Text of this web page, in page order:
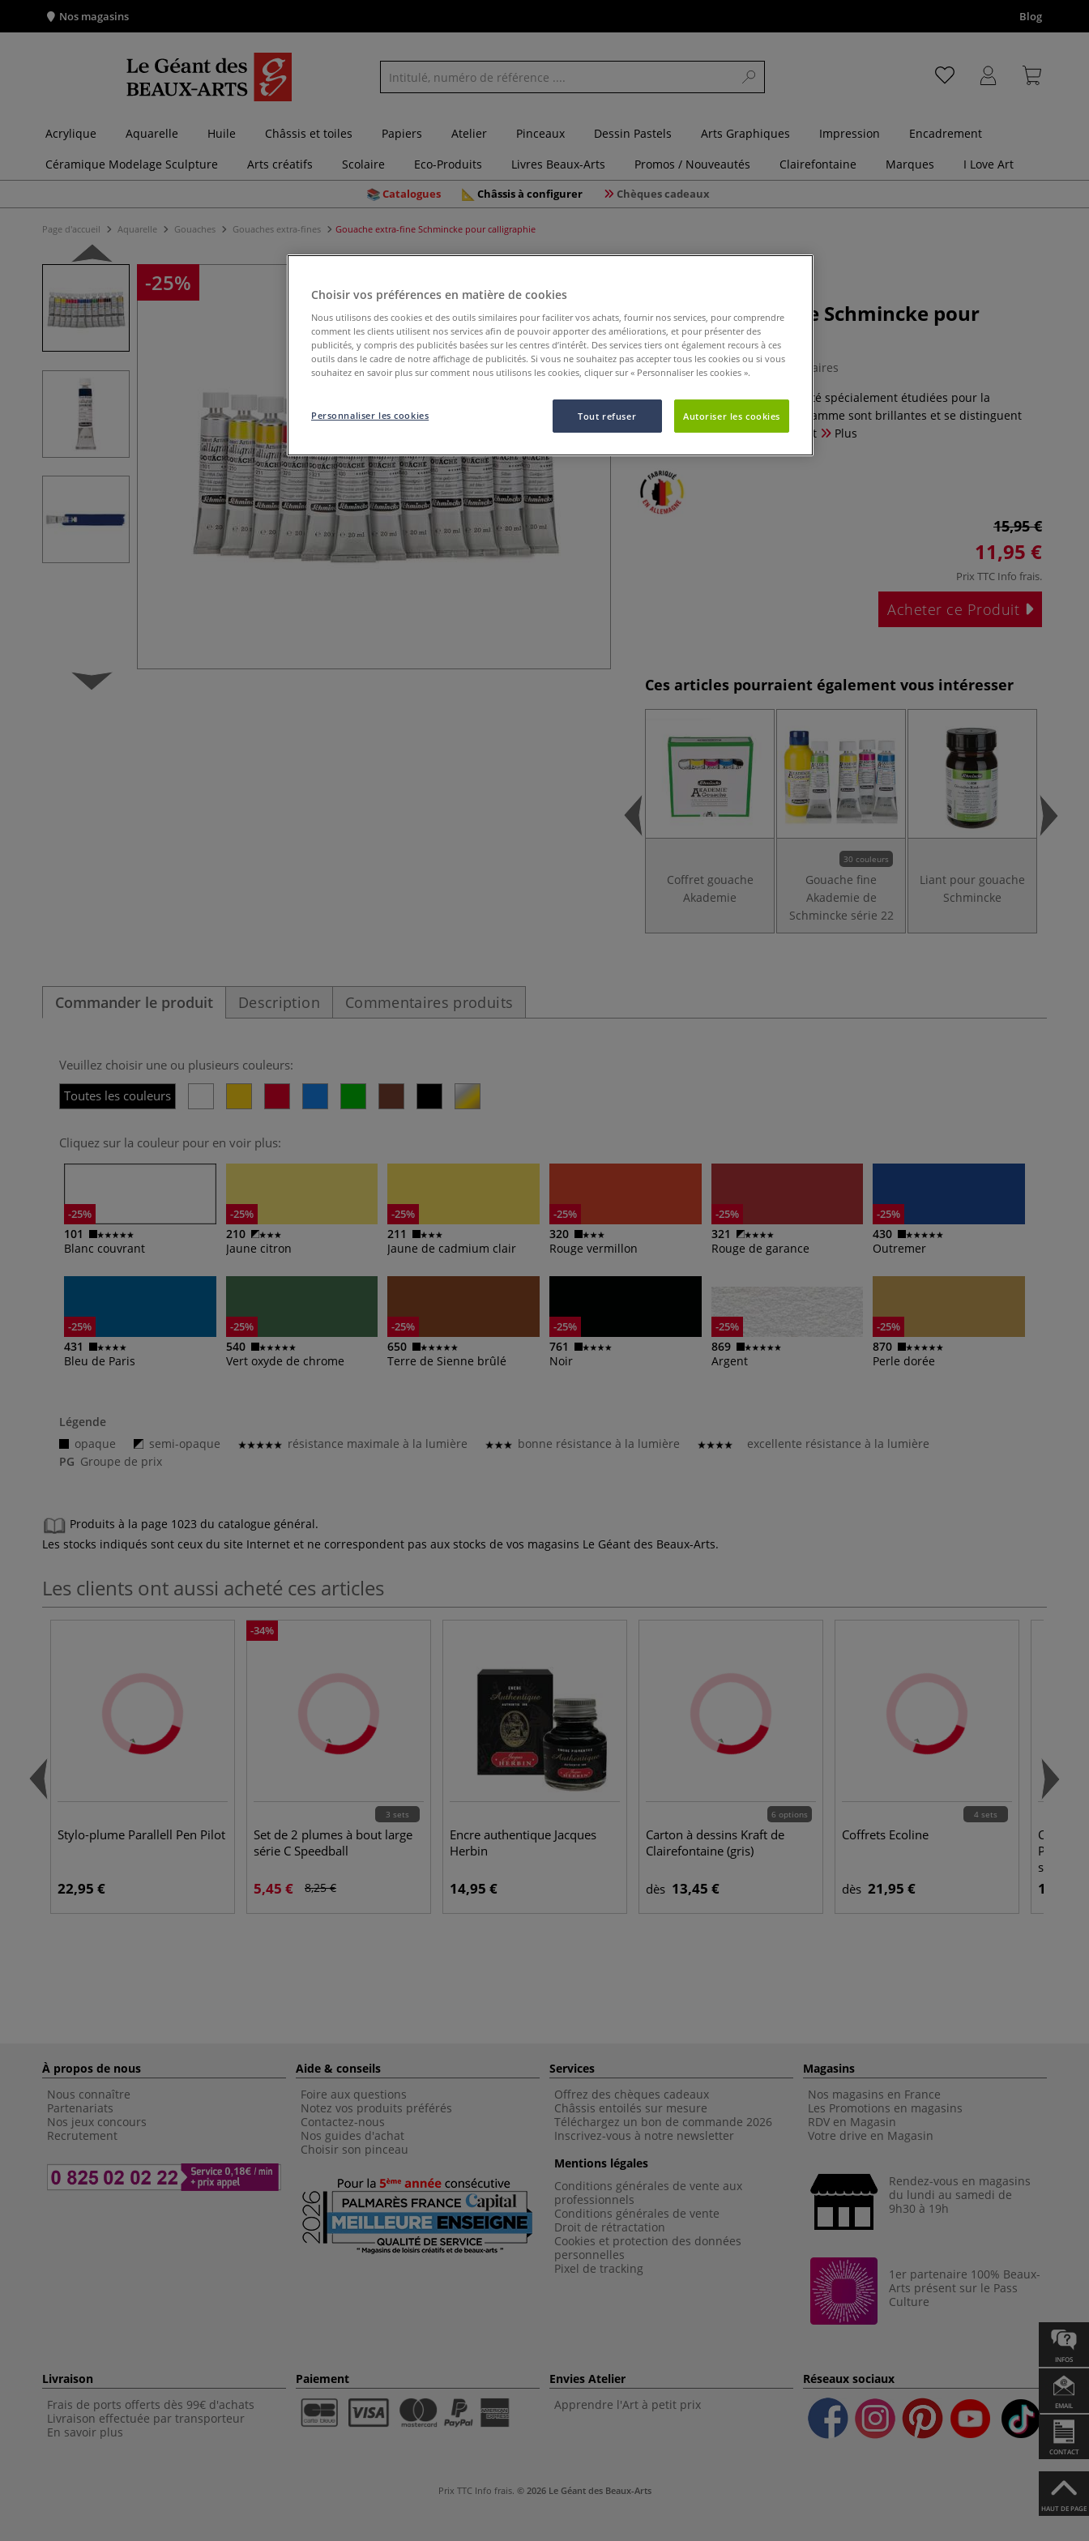
INFOS
EMAIL
CONTACT
HAUT DE PAGE
Nos magasins Blog
Acrylique Aquarelle Huile Châssis et toiles Papiers Atelier Pinceaux Dessin Pastels Arts Graphiques Impression
Encadrement
Céramique Modelage Sculpture
Arts créatifs Scolaire Eco-Produits Livres Beaux-Arts Promos / Nouveautés Clairefontaine Marques I Love Art
Catalogues Châssis à configurer Chèques cadeaux
Page d'accueil Aquarelle Gouaches Gouaches extra-fines Gouache extra-fine Schmincke pour calligraphie
-25%
Gouache extra-fine Schmincke pour
calligraphie
0 Commentaires
Ces gouaches pour artistes ont été spécialement étudiées pour la
calligraphie. Les couleurs de la gamme sont brillantes et se distinguent
par un excellent pouvoir couvrant
Plus
15,95 €
11,95 €
Prix TTC Info frais.
Acheter ce Produit
Ces articles pourraient également vous intéresser
Coffret gouache
Akademie
30 couleurs
Gouache fine
Akademie de
Schmincke série 22
Liant pour gouache
Schmincke
Commander le produit Description Commentaires produits
Veuillez choisir une ou plusieurs couleurs:
Toutes les couleurs
Cliquez sur la couleur pour en voir plus:
-25%
101
Blanc couvrant
-25%
210
Jaune citron
-25%
211
Jaune de cadmium clair
-25%
320
Rouge vermillon
-25%
321
Rouge de garance
-25%
430
Outremer
-25%
431
Bleu de Paris
-25%
540
Vert oxyde de chrome
-25%
650
Terre de Sienne brûlé
-25%
761
Noir
-25%
869
Argent
-25%
870
Perle dorée
Légende
opaque
semi-opaque résistance maximale à la lumière bonne résistance à la lumière
excellente résistance à la lumière
PG Groupe de prix
Produits à la page 1023 du catalogue général.
Les stocks indiqués sont ceux du site Internet et ne correspondent pas aux stocks de vos magasins Le Géant des Beaux-Arts.
Les clients ont aussi acheté ces articles
Stylo-plume Parallell Pen Pilot
22,95 €
-34%
3 sets
Set de 2 plumes à bout large
série C Speedball
5,45 € 8,25 €
Encre authentique Jacques
Herbin
14,95 €
6 options
Carton à dessins Kraft de
Clairefontaine (gris)
dès 13,45 €
4 sets
Coffrets Ecoline
dès 21,95 €
Coffret
Paris
sanguine
13,95 €
À propos de nous
Nous connaître
Partenariats
Nos jeux concours
Recrutement
Aide & conseils
Foire aux questions
Notez vos produits préférés
Contactez-nous
Nos guides d'achat
Choisir son pinceau
Services
Offrez des chèques cadeaux
Châssis entoilés sur mesure
Téléchargez un bon de commande 2026
Inscrivez-vous à notre newsletter
Mentions légales
Conditions générales de vente aux
professionnels
Conditions générales de vente
Droit de rétractation
Cookies et protection des données
personnelles
Pixel de tracking
Magasins
Nos magasins en France
Les Promotions en magasins
RDV en Magasin
Votre drive en Magasin
Rendez-vous en magasins
du lundi au samedi de
9h30 à 19h
1er partenaire 100% Beaux-
Arts présent sur le Pass
Culture
Livraison
Frais de ports offerts dès 99€ d'achats
Livraison effectuée par transporteur
En savoir plus
Paiement
Envies Atelier
Apprendre l'Art à petit prix
Réseaux sociaux
Prix TTC Info frais. © 2026 Le Géant des Beaux-Arts
Choisir vos préférences en matière de cookies
Nous utilisons des cookies et des outils similaires pour faciliter vos achats, fournir nos services, pour comprendre
comment les clients utilisent nos services afin de pouvoir apporter des améliorations, et pour présenter des
publicités, y compris des publicités basées sur les centres d’intérêt. Des services tiers ont également recours à ces
outils dans le cadre de notre affichage de publicités. Si vous ne souhaitez pas accepter tous les cookies ou si vous
souhaitez en savoir plus sur comment nous utilisons les cookies, cliquer sur « Personnaliser les cookies ».
Tout refuser Autoriser les cookies
Personnaliser les cookies